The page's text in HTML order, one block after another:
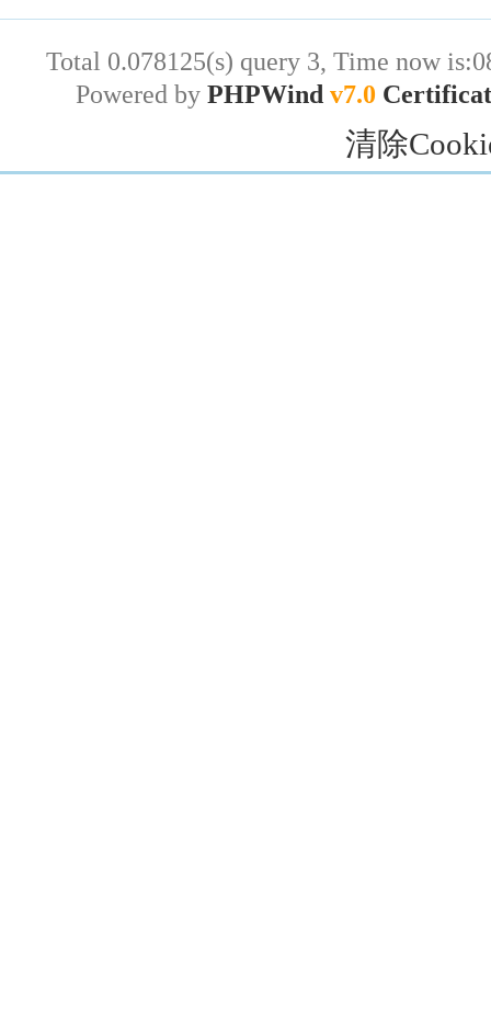
Total 0.078125(s) query 3, Time now
Powered by PHPWind v7.0
清除